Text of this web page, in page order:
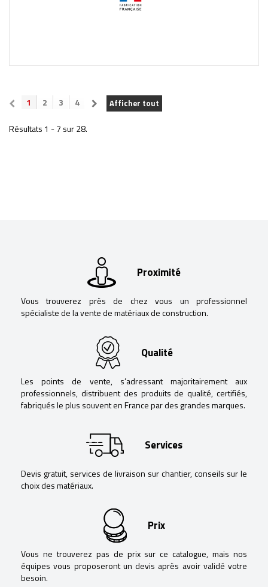
Afficher tout
1 2 3 4
Résultats 1 - 7 sur 28.
Proximité
Vous trouverez près de chez vous un professionnel
spécialiste de la vente de matériaux de construction.
Qualité
Les points de vente, s’adressant majoritairement aux
professionnels, distribuent des produits de qualité, certifiés,
fabriqués le plus souvent en France par des grandes marques.
Services
Devis gratuit, services de livraison sur chantier, conseils sur le
choix des matériaux.
Prix
Vous ne trouverez pas de prix sur ce catalogue, mais nos
équipes vous proposeront un devis après avoir validé votre
besoin.